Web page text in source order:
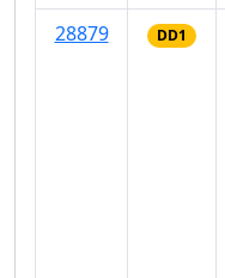
28879
DD1